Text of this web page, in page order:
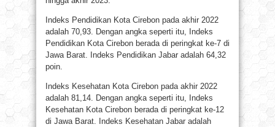
Indeks Pendidikan Kota Cirebon pada akhir 2022
adalah 70,93. Dengan angka seperti itu, Indeks
Pendidikan Kota Cirebon berada di peringkat ke-7 di
Jawa Barat. Indeks Pendidikan Jabar adalah 64,32
poin.
Indeks Kesehatan Kota Cirebon pada akhir 2022
adalah 81,14. Dengan angka seperti itu, Indeks
Kesehatan Kota Cirebon berada di peringkat ke-12
di Jawa Barat. Indeks Kesehatan Jabar adalah